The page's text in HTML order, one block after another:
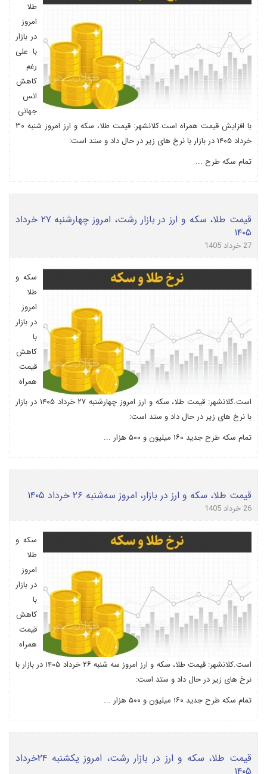
طلا
امروز
در بازار
با علی
رغم
کاهش
انس
جهانی
با افزایش قیمت همراه است.کلانشهر: قیمت طلا، سکه و ارز امروز شنبه ۳۰
خرداد ۱۴۰۵ در بازار با نرخ های زیر در حال داد و ستد است:
تمام سکه طرح ...
قیمت طلا، سکه و ارز در بازار رشت، امروز چهارشنبه ۲۷ خرداد
۱۴۰۵
27 خرداد 1405
سکه و
طلا
امروز
در بازار
با
کاهش
قیمت
همراه
است.کلانشهر: قیمت طلا، سکه و ارز امروز چهارشنبه ۲۷ خرداد ۱۴۰۵ در بازار
با نرخ های زیر در حال داد و ستد است:
تمام سکه طرح جدید ۱۶۰ میلیون و ۵۰۰ هزار ...
قیمت طلا، سکه و ارز در بازار، امروز سه‌شنبه ۲۶ خرداد ۱۴۰۵
26 خرداد 1405
سکه و
طلا
امروز
در بازار
با
کاهش
قیمت
همراه
است.کلانشهر: قیمت طلا، سکه و ارز امروز سه شنبه ۲۶ خرداد ۱۴۰۵ در بازار با
نرخ های زیر در حال داد و ستد است:
تمام سکه طرح جدید ۱۶۰ میلیون و ۵۰۰ هزار ...
قیمت طلا، سکه و ارز در بازار رشت، امروز یکشنبه ۲۴خرداد